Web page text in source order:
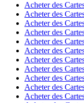
Acheter des
Acheter des
Acheter des
Acheter des
Acheter des
Acheter des
Acheter des
Acheter des
Acheter des
Acheter des
Acheter des